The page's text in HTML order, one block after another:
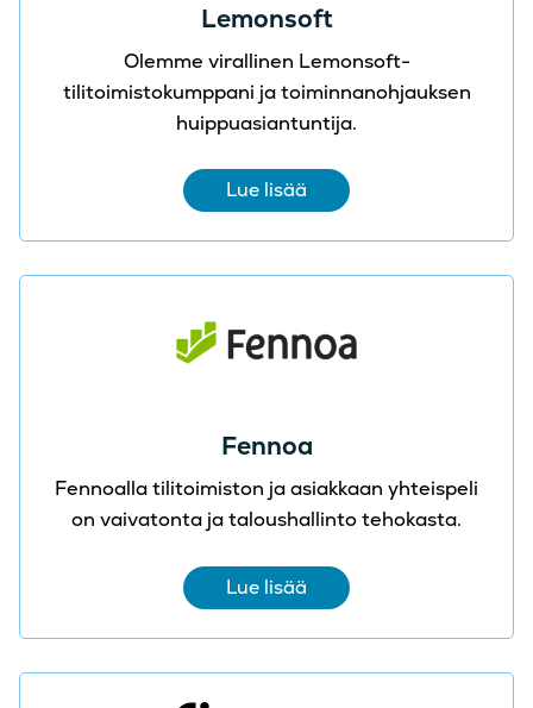
Lemonsoft
Olemme virallinen Lemonsoft-
tilitoimistokumppani ja toiminnanohjauksen
huippuasiantuntija.
Lue lisää
Fennoa
Fennoalla tilitoimiston ja asiakkaan yhteispeli
on vaivatonta ja taloushallinto tehokasta.
Lue lisää